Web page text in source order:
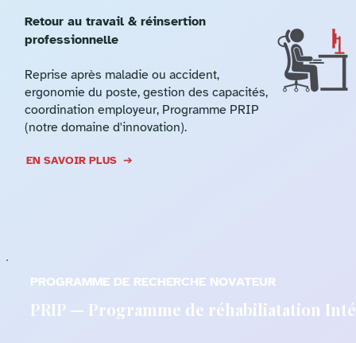
Retour au travail & réinsertion
professionnelle
Reprise après maladie ou accident,
ergonomie du poste, gestion des capacités,
coordination employeur, Programme PRIP
(notre domaine d'innovation).
EN SAVOIR PLUS ➔
PROGRAMME DE RECHERCHE NOVATEUR
PRIP — Programme de réhabiliatation